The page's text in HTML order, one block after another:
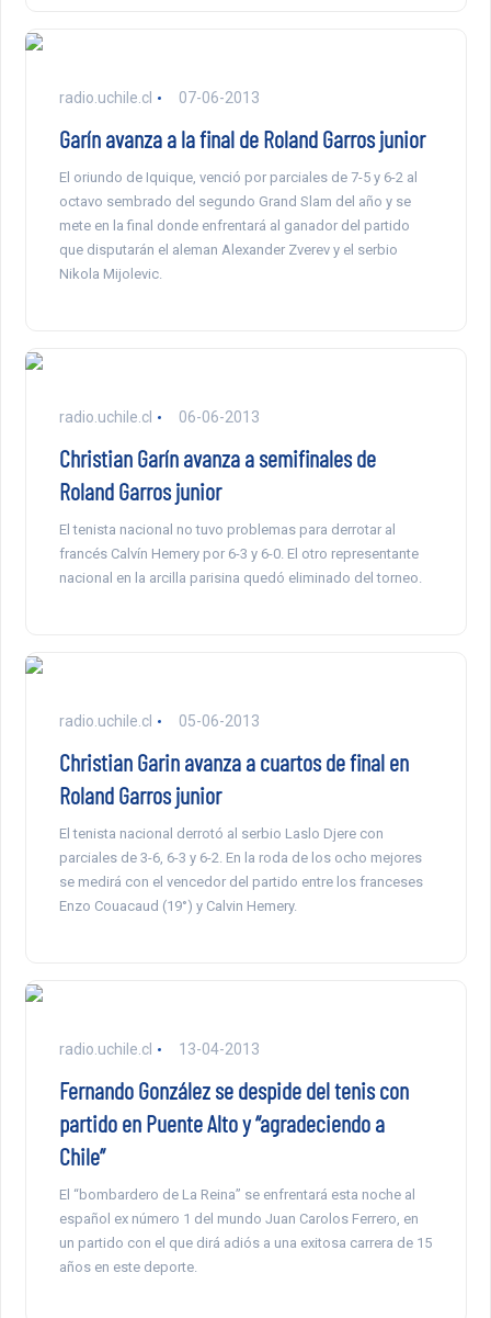
radio.uchile.cl 07-06-2013
Garín avanza a la final de Roland Garros junior
El oriundo de Iquique, venció por parciales de 7-5 y 6-2 al
octavo sembrado del segundo Grand Slam del año y se
mete en la final donde enfrentará al ganador del partido
que disputarán el aleman Alexander Zverev y el serbio
Nikola Mijolevic.
radio.uchile.cl 06-06-2013
Christian Garín avanza a semifinales de
Roland Garros junior
El tenista nacional no tuvo problemas para derrotar al
francés Calvín Hemery por 6-3 y 6-0. El otro representante
nacional en la arcilla parisina quedó eliminado del torneo.
radio.uchile.cl 05-06-2013
Christian Garin avanza a cuartos de final en
Roland Garros junior
El tenista nacional derrotó al serbio Laslo Djere con
parciales de 3-6, 6-3 y 6-2. En la roda de los ocho mejores
se medirá con el vencedor del partido entre los franceses
Enzo Couacaud (19°) y Calvin Hemery.
radio.uchile.cl 13-04-2013
Fernando González se despide del tenis con
partido en Puente Alto y “agradeciendo a
Chile”
El “bombardero de La Reina” se enfrentará esta noche al
español ex número 1 del mundo Juan Carolos Ferrero, en
un partido con el que dirá adiós a una exitosa carrera de 15
años en este deporte.